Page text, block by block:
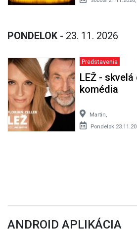
PONDELOK - 23. 11. 2026
Predstavenia
LEŽ -
komédia
Martin,
Pondelok
ANDROID APLIKÁCIA